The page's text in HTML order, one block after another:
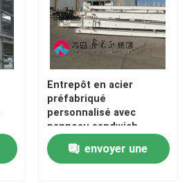
Entrepôt en acier
préfabriqué
personnalisé avec
panneau sandwich
envoyer une